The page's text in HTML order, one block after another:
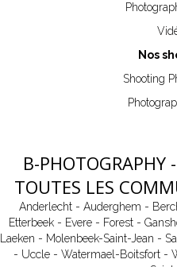
Nos
Shooting
B-PHOTOGRAPHY
TOUTES LES
Anderlecht - Auderghem -
Etterbeek- Evere- Forest-
Laeken - Molenbeek-Saint-Jean -
- Uccle- Watermael-Boitsfort-